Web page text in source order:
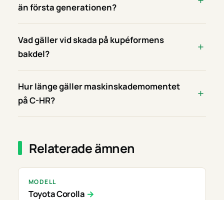
än första generationen?
Vad gäller vid skada på kupéformens
bakdel?
Hur länge gäller maskinskademomentet
på C-HR?
Relaterade ämnen
MODELL
Toyota Corolla